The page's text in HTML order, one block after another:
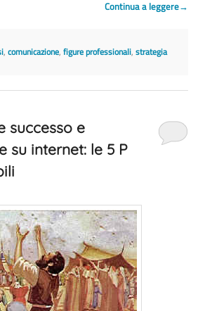
Continua a leggere→
,comunicazione,figure professionali,strategia
successo e
su internet: le 5 P